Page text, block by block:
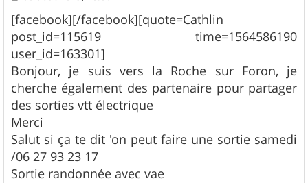
s
s
a
g
e
[facebook][/facebook][quote=Cathlin
post_id=115619 time=1564586190
user_id=163301]
Bonjour, je suis vers la Roche sur Foron, je
cherche également des partenaire pour partager
des sorties vtt électrique
Merci
Salut si ça te dit 'on peut faire une sortie samedi
/06 27 93 23 17
Sortie randonnée avec vae